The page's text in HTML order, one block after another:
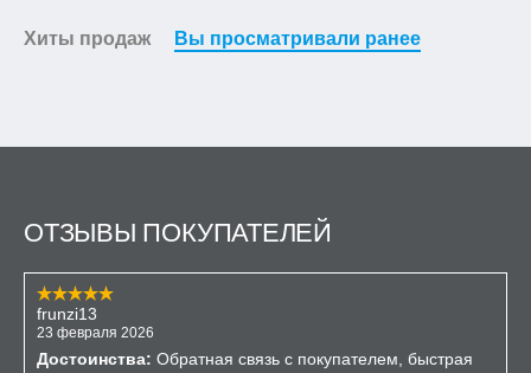
Хиты продаж Вы просматривали ранее
ОТЗЫВЫ ПОКУПАТЕЛЕЙ
frunzi13
23 февраля 2026
Достоинства: Обратная связь с покупателем, быстрая